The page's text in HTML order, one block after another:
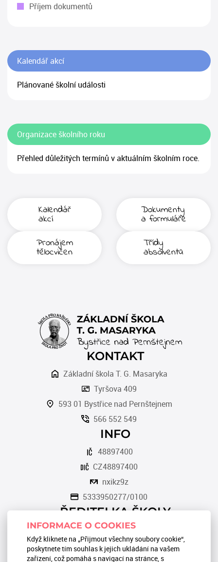
Příjem dokumentů
Kalendář akcí
Plánované školní události
Organizace školního roku
Přehled důležitých termínů v aktuálním školním roce.
Kalendář
akcí
Dokumenty
a formuláře
Pronájem
tělocvičen
Třídy
absolventů
KONTAKT
Základní škola T. G. Masaryka
Tyršova 409
593 01 Bystřice nad Pernštejnem
566 552 549
INFO
48897400
CZ48897400
nxikz9z
5333950277/0100
ŘEDITELKA ŠKOLY
Romana Tomková
566 553 124
reditel@zstgmbystrice.cz
INFORMACE O COOKIES
Když kliknete na „Přijmout všechny soubory cookie“,
poskytnete tím souhlas k jejich ukládání na vašem
zařízení, což pomáhá s navigací na stránce, s